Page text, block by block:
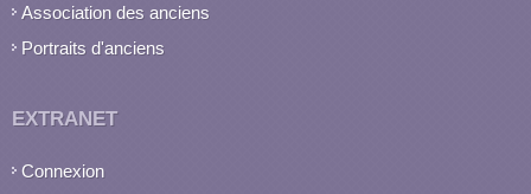
Association des anciens
Portraits d'anciens
EXTRANET
Connexion